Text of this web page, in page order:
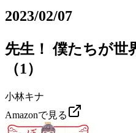
2023/02/07
先生！ 僕たちが世
（1）
小林キナ
Amazonで見る